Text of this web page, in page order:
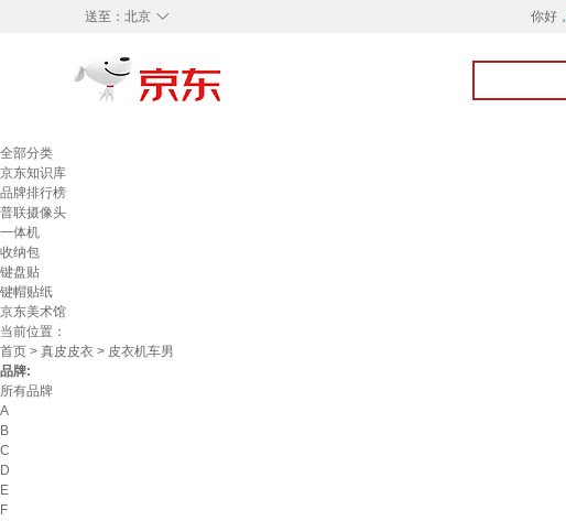
◇
送至： 北京 你好，
全部分类
京东知识库
品牌排行榜
普联摄像头
一体机
收纳包
键盘贴
键帽贴纸
京东美术馆
当前位置：
首页 > 真皮皮衣 > 皮衣机车男
品牌:
所有品牌
A
B
C
D
E
F